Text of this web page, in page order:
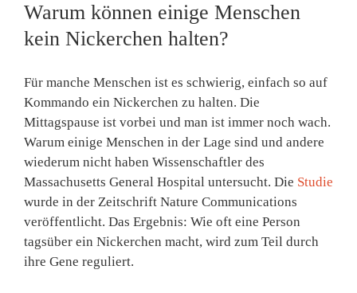
Warum können einige Menschen
kein Nickerchen halten?
Für manche Menschen ist es schwierig, einfach so auf
Kommando ein Nickerchen zu halten. Die
Mittagspause ist vorbei und man ist immer noch wach.
Warum einige Menschen in der Lage sind und andere
wiederum nicht haben Wissenschaftler des
Massachusetts General Hospital untersucht. Die Studie
wurde in der Zeitschrift Nature Communications
veröffentlicht. Das Ergebnis: Wie oft eine Person
tagsüber ein Nickerchen macht, wird zum Teil durch
ihre Gene reguliert.